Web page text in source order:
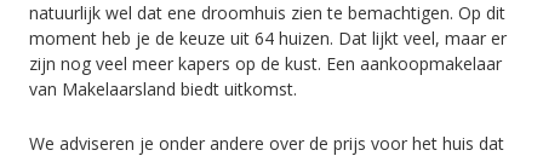
natuurlijk wel dat ene droomhuis zien te bemachtigen. Op dit
moment heb je de keuze uit 64 huizen. Dat lijkt veel, maar er
zijn nog veel meer kapers op de kust. Een aankoopmakelaar
van Makelaarsland biedt uitkomst.
We adviseren je onder andere over de prijs voor het huis dat